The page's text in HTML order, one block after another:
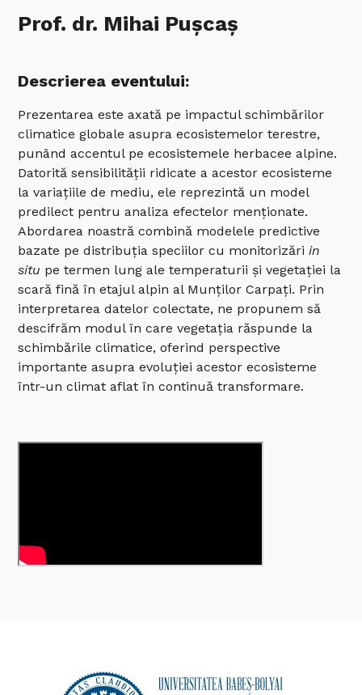
Prof. dr. Mihai Pușcaș
Descrierea eventului:
Prezentarea este axată pe impactul schimbărilor
climatice globale asupra ecosistemelor terestre,
punând accentul pe ecosistemele herbacee alpine.
Datorită sensibilității ridicate a acestor ecosisteme
la variațiile de mediu, ele reprezintă un model
predilect pentru analiza efectelor menționate.
Abordarea noastră combină modelele predictive
bazate pe distribuția speciilor cu monitorizăriin
situ pe termen lung ale temperaturii și vegetației la
scară fină în etajul alpin al Munților Carpați. Prin
interpretarea datelor colectate, ne propunem să
descifrăm modul în care vegetația răspunde la
schimbările climatice, oferind perspective
importante asupra evoluției acestor ecosisteme
într-un climat aflat în continuă transformare.